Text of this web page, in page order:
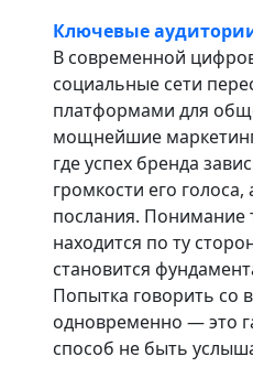
Ключевые
В современной
социальные сети
платформами для
мощнейшие
где успех бренда
громкости его голоса,
послания. Понимание
находится по ту
становится
Попытка говорить со
одновременно — это
способ не быть